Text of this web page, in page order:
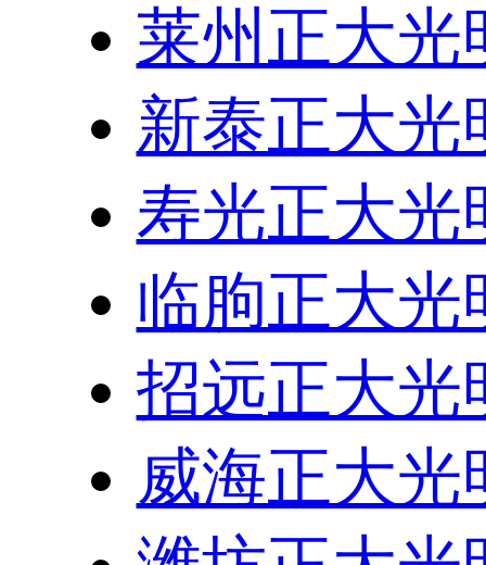
莱州正大光
新泰正大光
寿光正大光
临朐正大光
招远正大光
威海正大光